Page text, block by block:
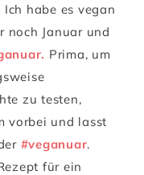
habe es vegan
noch Januar und
Prima, um
zu testen,
vorbei und lasst
#veganuar.
für ein